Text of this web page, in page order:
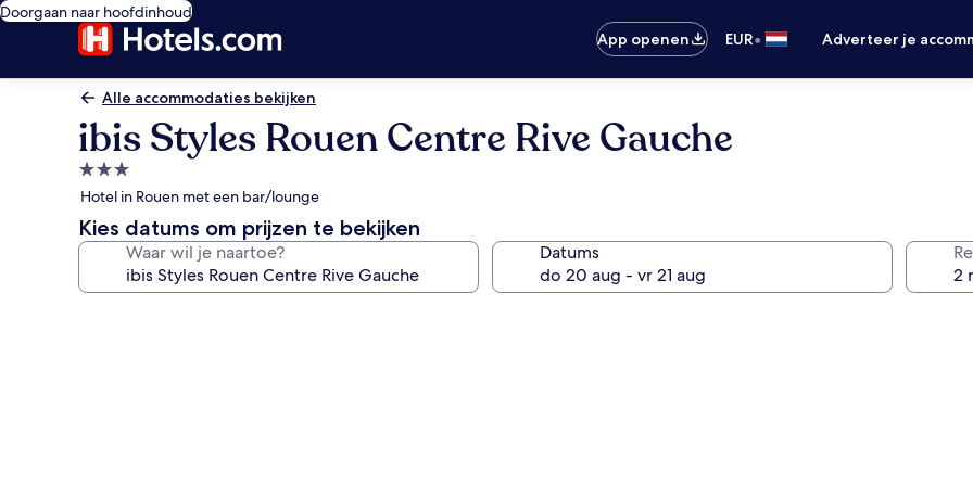
Doorgaan naar hoofdinhoud
App openen
EUR• Adverteer je
Alle accommodaties bekijken
ibis Styles Rouen Centre Rive Gauche
3.0-
sterrenaccommodatie
Hotel in Rouen met een bar/lounge
Kies datums om prijzen te bekijken
Waar wil je naartoe? Datums